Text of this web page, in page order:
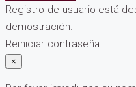
Registro de usuario está
demostración.
Reiniciar contraseña
×